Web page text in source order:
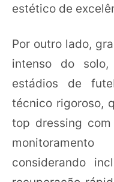
estético de
Por outro lado,
intenso do
estádios de
técnico rigoroso,
top dressing
considerando